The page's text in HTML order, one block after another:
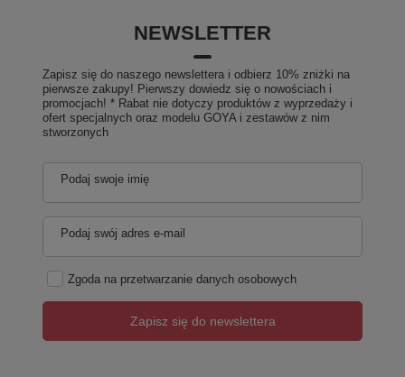
NEWSLETTER
Zapisz się do naszego newslettera i odbierz 10% zniżki na
pierwsze zakupy! Pierwszy dowiedz się o nowościach i
promocjach! * Rabat nie dotyczy produktów z wyprzedaży i
ofert specjalnych oraz modelu GOYA i zestawów z nim
stworzonych
Podaj swoje imię
Podaj swój adres e-mail
Zgoda na przetwarzanie danych osobowych
Zapisz się do newslettera